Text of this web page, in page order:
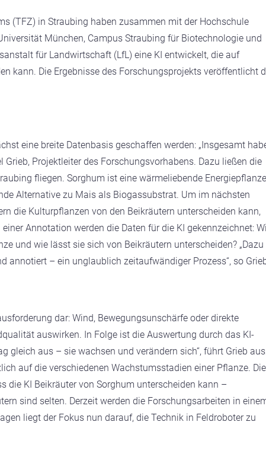
(TFZ) in Straubing haben zusammen mit der Hochschule
München, Campus Straubing für Biotechnologie und
für Landwirtschaft (LfL) eine KI entwickelt, die auf
kann. Die Ergebnisse des Forschungsprojekts veröffentlicht
eine breite Datenbasis geschaffen werden: „Insgesamt
Projektleiter des Forschungsvorhabens. Dazu ließen die
fliegen. Sorghum ist eine wärmeliebende Energiepflanze
Alternative zu Mais als Biogassubstrat. Um im nächsten
die Kulturpflanzen von den Beikräutern unterscheiden kann,
Annotation werden die Daten für die KI gekennzeichnet:
und wie lässt sie sich von Beikräutern unterscheiden? „Dazu
annotiert – ein unglaublich zeitaufwändiger Prozess“, so
dar: Wind, Bewegungsunschärfe oder direkte
auswirken. In Folge ist die Auswertung durch das KI-
gleich aus – sie wachsen und verändern sich“, führt Grieb
auf die verschiedenen Wachstumsstadien einer Pflanze. Die
die KI Beikräuter von Sorghum unterscheiden kann –
sind selten. Derzeit werden die Forschungsarbeiten in
liegt der Fokus nun darauf, die Technik in Feldroboter zu